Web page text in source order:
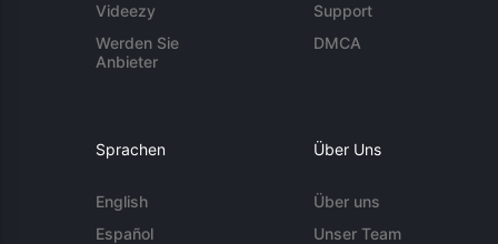
Videezy
Werden Sie
Anbieter
Support
DMCA
Sprachen
English
Español
Über Uns
Über uns
Unser Team